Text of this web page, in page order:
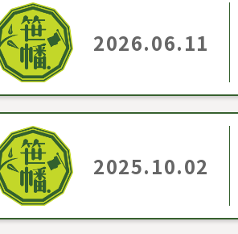
2026.06.11
2025.10.02